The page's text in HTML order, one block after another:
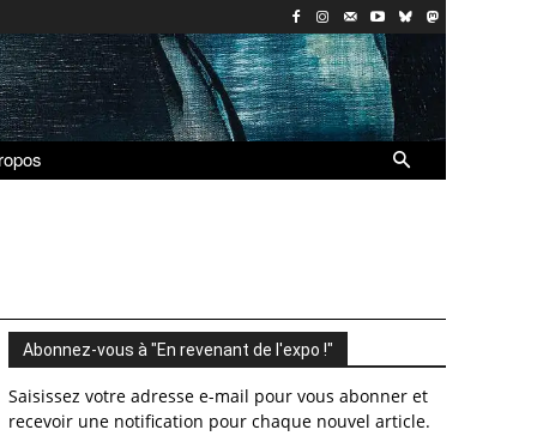
Abonnez-vous à "En revenant de l'expo !"
Saisissez votre adresse e-mail pour vous abonner et
recevoir une notification pour chaque nouvel article.